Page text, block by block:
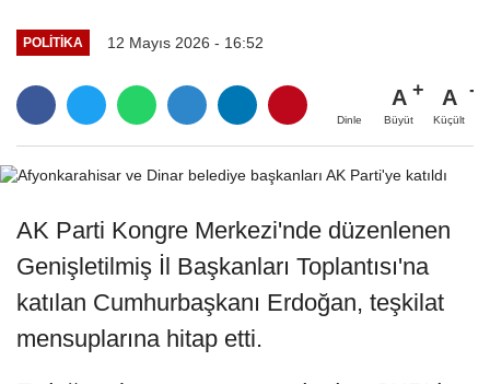
POLITIKA 12 Mayıs 2026 - 16:52
Dinle
A
Büyüt
A
Küçült
AK Parti Kongre Merkezi'nde düzenlenen
Genişletilmiş İl Başkanları Toplantısı'na
katılan Cumhurbaşkanı Erdoğan, teşkilat
mensuplarına hitap etti.